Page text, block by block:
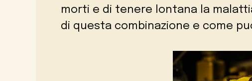
morti e di tenere lontana la
di questa combinazione e come